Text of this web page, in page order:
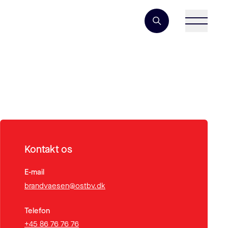
Søgeord
Kontakt os
E-mail
brandvaesen@ostbv.dk
Telefon
+45 86 76 76 76